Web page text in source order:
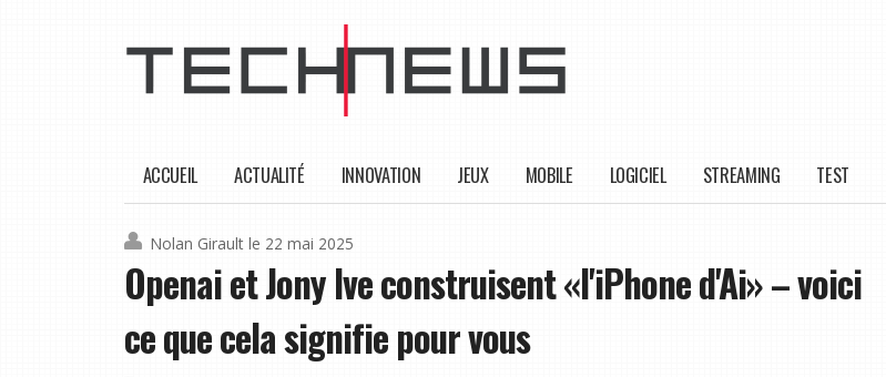
ACCUEIL ACTUALITÉ INNOVATION JEUX MOBILE LOGICIEL STREAMING TEST
Nolan Girault le 22 mai 2025
Openai et Jony Ive construisent «l'iPhone d'Ai» – voici
ce que cela signifie pour vous